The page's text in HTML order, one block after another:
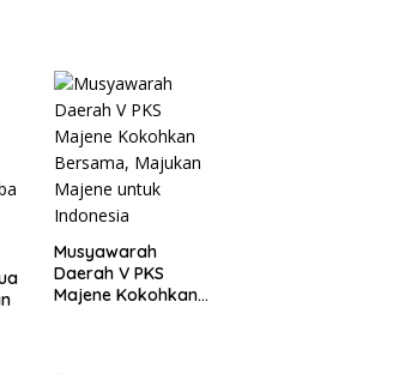
Musyawarah
Daerah V PKS
Majene Kokohkan